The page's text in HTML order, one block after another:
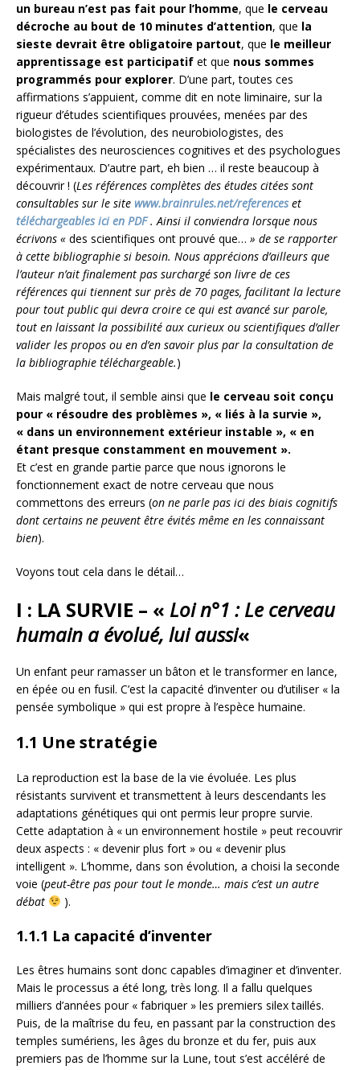
un bureau n’est pas fait pour l’homme, que le cerveau
décroche au bout de 10 minutes d’attention, que la
sieste devrait être obligatoire partout, que le meilleur
apprentissage est participatif et que nous sommes
programmés pour explorer. D’une part, toutes ces
affirmations s’appuient, comme dit en note liminaire, sur la
rigueur d’études scientifiques prouvées, menées par des
biologistes de l’évolution, des neurobiologistes, des
spécialistes des neurosciences cognitives et des psychologues
expérimentaux. D’autre part, eh bien … il reste beaucoup à
découvrir ! (Les références complètes des études citées sont
consultables sur le site www.brainrules.net/referenceset
téléchargeables ici en PDF. Ainsi il conviendra lorsque nous
écrivons « des scientifiques ont prouvé que… » de se rapporter
à cette bibliographie si besoin. Nous apprécions d’ailleurs que
l’auteur n’ait finalement pas surchargé son livre de ces
références qui tiennent sur près de 70 pages, facilitant la lecture
pour tout public qui devra croire ce qui est avancé sur parole,
tout en laissant la possibilité aux curieux ou scientifiques d’aller
valider les propos ou en d’en savoir plus par la consultation de
la bibliographie téléchargeable.)
Mais malgré tout, il semble ainsi que le cerveau soit conçu
pour « résoudre des problèmes », « liés à la survie »,
« dans un environnement extérieur instable », « en
étant presque constamment en mouvement ».
Et c’est en grande partie parce que nous ignorons le
fonctionnement exact de notre cerveau que nous
commettons des erreurs (on ne parle pas ici des biais cognitifs
dont certains ne peuvent être évités même en les connaissant
bien).
Voyons tout cela dans le détail…
I : LA SURVIE – « Loi n°1 : Le cerveau
humain a évolué, lui aussi«
Un enfant peur ramasser un bâton et le transformer en lance,
en épée ou en fusil. C’est la capacité d’inventer ou d’utiliser « la
pensée symbolique » qui est propre à l’espèce humaine.
1.1 Une stratégie
La reproduction est la base de la vie évoluée. Les plus
résistants survivent et transmettent à leurs descendants les
adaptations génétiques qui ont permis leur propre survie.
Cette adaptation à « un environnement hostile » peut recouvrir
deux aspects : « devenir plus fort » ou « devenir plus
intelligent ». L’homme, dans son évolution, a choisi la seconde
voie (peut-être pas pour tout le monde… mais c’est un autre
débat
).
1.1.1 La capacité d’inventer
Les êtres humains sont donc capables d’imaginer et d’inventer.
Mais le processus a été long, très long. Il a fallu quelques
milliers d’années pour « fabriquer » les premiers silex taillés.
Puis, de la maîtrise du feu, en passant par la construction des
temples sumériens, les âges du bronze et du fer, puis aux
premiers pas de l’homme sur la Lune, tout s’est accéléré de